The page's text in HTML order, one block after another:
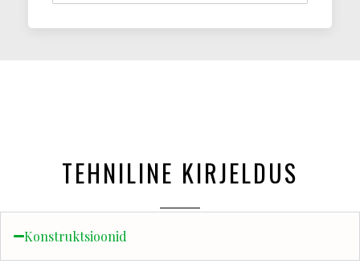
TEHNILINE KIRJELDUS
Konstruktsioonid